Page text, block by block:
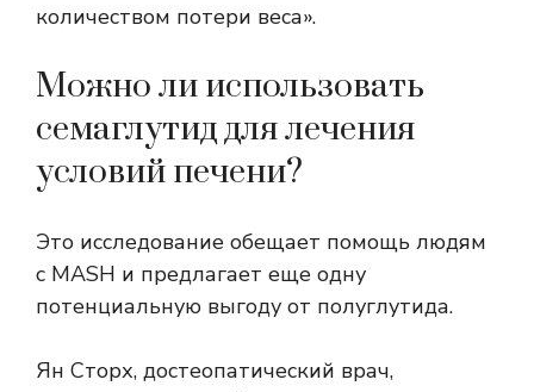
количеством потери веса».
Можно ли использовать
семаглутид для лечения
условий печени?
Это исследование обещает помощь людям
с MASH и предлагает еще одну
потенциальную выгоду от полуглутида.
Ян Сторх, достеопатический врач,